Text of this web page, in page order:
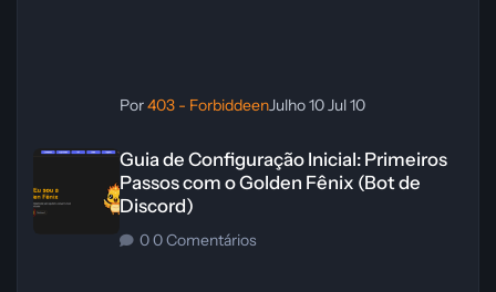
Por403 - ForbiddeenJulho 10Jul 10
Guia de Configuração Inicial: Primeiros
Passos com o Golden Fênix (Bot de
Discord)
0 Comentários